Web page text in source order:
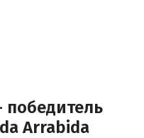
Arrabida